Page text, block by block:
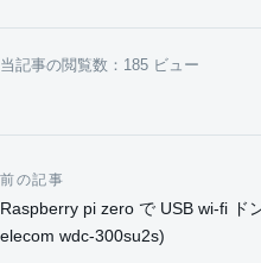
当記事の閲覧数：185 ビュー
投稿ナビゲーション
前の記事
Raspberry pi zero で USB wi-fi ド
elecom wdc-300su2s)